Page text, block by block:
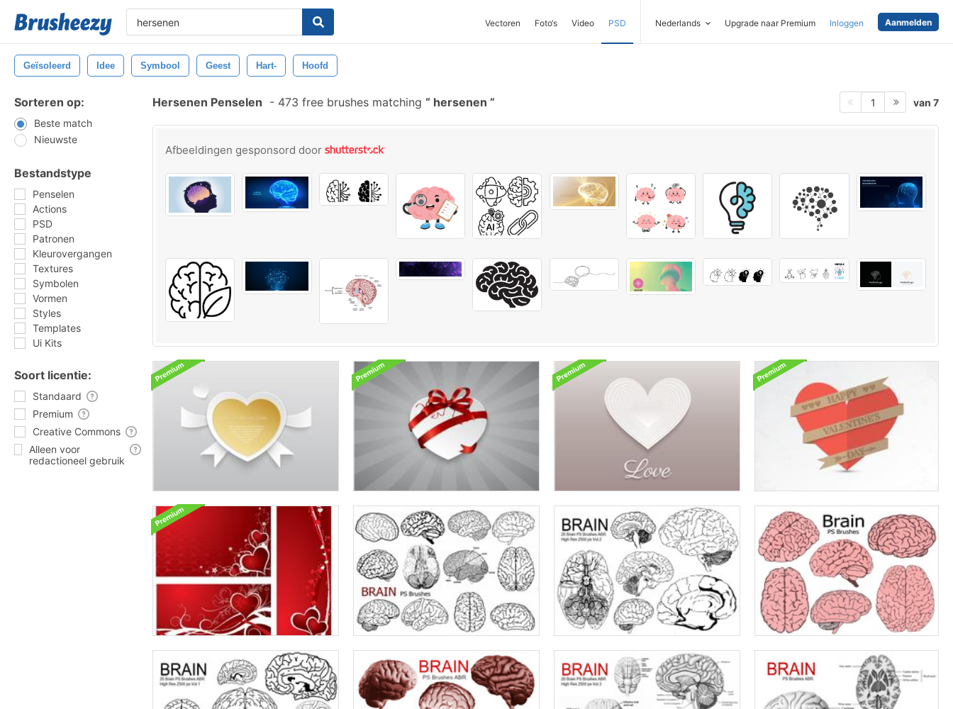
Vectoren Foto‘s Video PSD Nederlands Upgrade naar Premium Inloggen Aanmelden
Geïsoleerd Idee Symbool Geest Hart- Hoofd
Sorteren op:
Beste match
Nieuwste
Bestandstype
Penselen
Actions
PSD
Patronen
Kleurovergangen
Textures
Symbolen
Vormen
Styles
Templates
Ui Kits
Soort licentie:
Standaard
Premium
Creative Commons
Alleen voor
redactioneel gebruik
Hersenen Penselen - 473 free brushes matching hersenen 1 van 7
Afbeeldingen gesponsord door